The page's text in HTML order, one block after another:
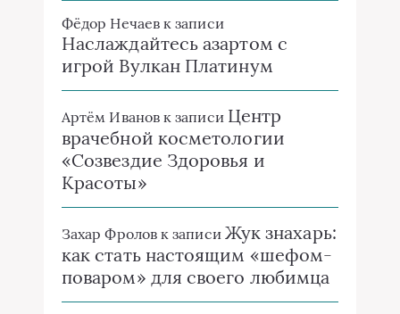
Фёдор Нечаевк записи
Наслаждайтесь азартом с
игрой Вулкан Платинум
Артём Ивановк записи Центр
врачебной косметологии
«Созвездие Здоровья и
Красоты»
Захар Фроловк записи Жук знахарь:
как стать настоящим «шефом-
поваром» для своего любимца